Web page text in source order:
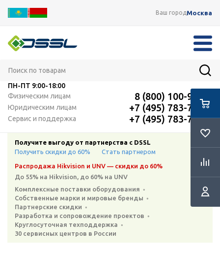
Ваш городМосква
ПН-ПТ 9:00-18:00
Физическим лицам
8 (800) 100-91-12
Юридическим лицам +7 (495) 783-72-87
Сервис и поддержка +7 (495) 783-72-87
Получите выгоду от партнерства с DSSL
Получить скидки до 60%
Стать партнером
Распродажа Hikvision и UNV — скидки до 60%
До 55% на Hikvision, до 60% на UNV
Комплексные поставки оборудования ◦
Собственные марки и мировые бренды ◦
Партнерские скидки ◦
Разработка и сопровождение проектов ◦
Круглосуточная техподдержка ◦
30 сервисных центров в России